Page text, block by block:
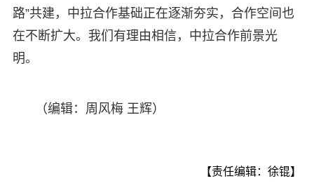
路”共建，中拉合作基础正在逐渐夯实，合作空间也
在不断扩大。我们有理由相信，中拉合作前景光
明。
（编辑：周风梅 王辉）
【责任编辑：徐锟】